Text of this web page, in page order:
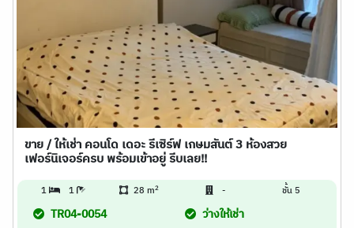
ขาย / ให้เช่า คอนโด เดอะ รีเซิร์ฟ เกษมสันต์ 3 ห้องสวย
เฟอร์นิเจอร์ครบ พร้อมเข้าอยู่ รีบเลย!!
1 1 28 m2 - ชั้น 5
TR04-0054 ว่างให้เช่า